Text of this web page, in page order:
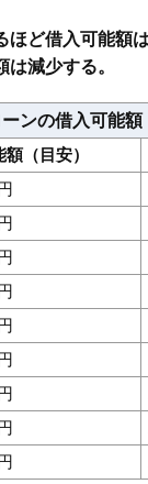
ほど借入可能額
は減少する。
ンの借入可能額
（目安）